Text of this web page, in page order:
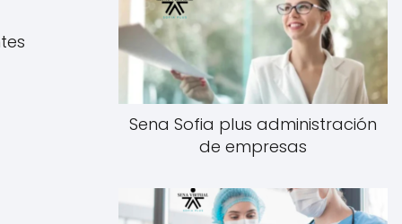
Sena Sofia plus administración
de empresas